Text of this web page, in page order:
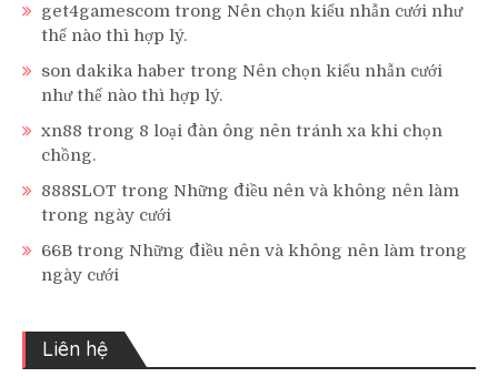
get4gamescom trong Nên chọn kiểu nhẫn cưới như
thế nào thì hợp lý.
son dakika haber trong Nên chọn kiểu nhẫn cưới
như thế nào thì hợp lý.
xn88 trong 8 loại đàn ông nên tránh xa khi chọn
chồng.
888SLOT trong Những điều nên và không nên làm
trong ngày cưới
66B trong Những điều nên và không nên làm trong
ngày cưới
Liên hệ